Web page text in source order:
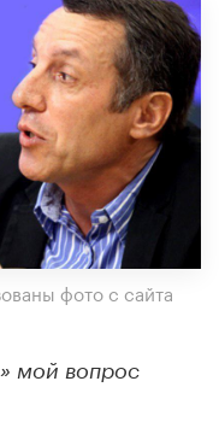
фото с сайта
мой вопрос